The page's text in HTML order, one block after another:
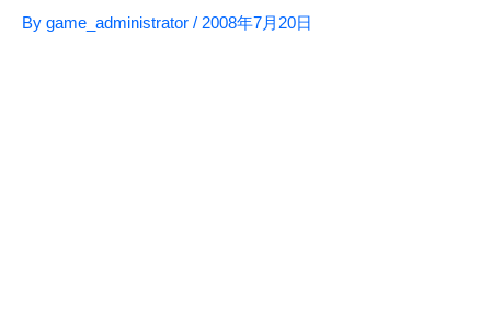
By game_administrator / 2008年7月20日